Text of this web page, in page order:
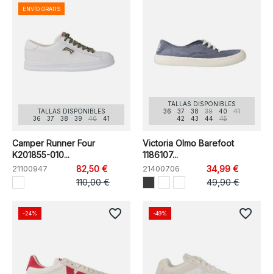
TALLAS DISPONIBLES
36
37 38 39 40 41
Camper Runner Four
K201855-010...
21100947
82,50 €
110,00 €
ENVÍO GRATIS
TALLAS DISPONIBLES
36
37 38 39 40
41
42
43 44 45
Victoria Olmo Barefoot
1186107...
21400706
34,99 €
49,90 €
-24% favorite_border -49% favorite_border